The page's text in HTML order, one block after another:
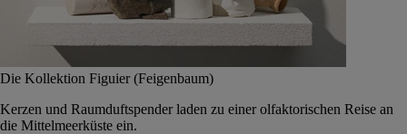
Die Kollektion Figuier (Feigenbaum)
Kerzen und Raumduftspender laden zu einer olfaktorischen Reise an
die Mittelmeerküste ein.